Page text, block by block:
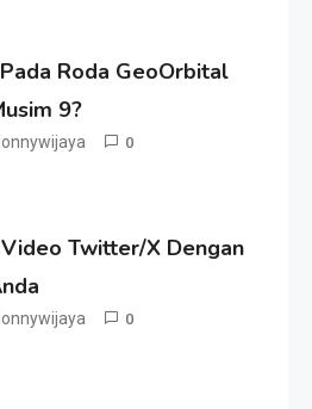
Roda GeoOrbital
9?
0
Twitter/X Dengan
0